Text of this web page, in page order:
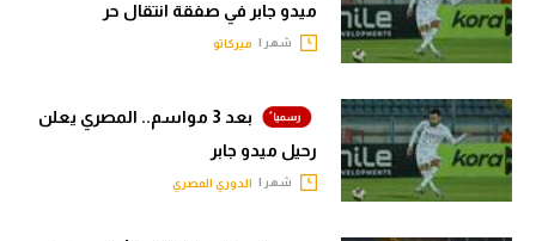
كرة طائرة
في المونديال
رياضة نسائية
ميدو جابر في صفقة انتقال حر
شهر | ميركاتو
بعد 3 مواسم.. المصري يعلن
رحيل ميدو جابر
شهر | الدوري المصري